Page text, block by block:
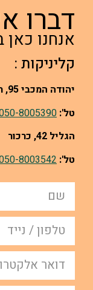
דברו
אנחנו
קליניקות :
יהודה המכבי 95, תל אביב
טל': 8005390
הגליל 42, כרכור
טל': 8003542